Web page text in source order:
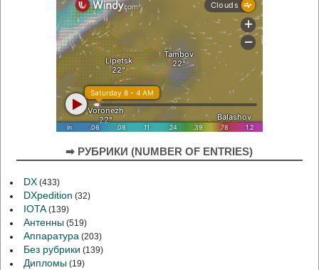
➡ РУБРИКИ (NUMBER OF ENTRIES)
DX (433)
DXpedition (32)
IOTA(139)
Антенны (519)
Аппаратура (203)
Без рубрики (139)
Дипломы (19)